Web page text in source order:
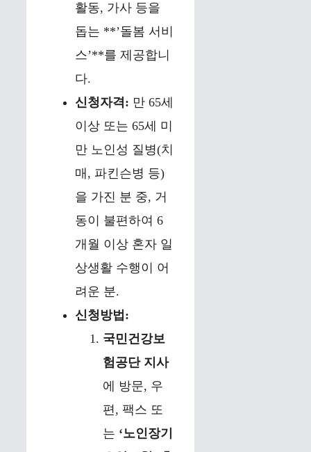
활동, 가사 등을
돕는 **’돌봄 서비
스’**를 제공합니
다.
신청자격: 만 65세
이상 또는 65세 미
만 노인성 질병(치
매, 파킨슨병 등)
을 가진 분 중, 거
동이 불편하여 6
개월 이상 혼자 일
상생활 수행이 어
려운 분.
신청방법:
국민건강보
험공단 지사
에 방문, 우
편, 팩스 또
는 ‘노인장기